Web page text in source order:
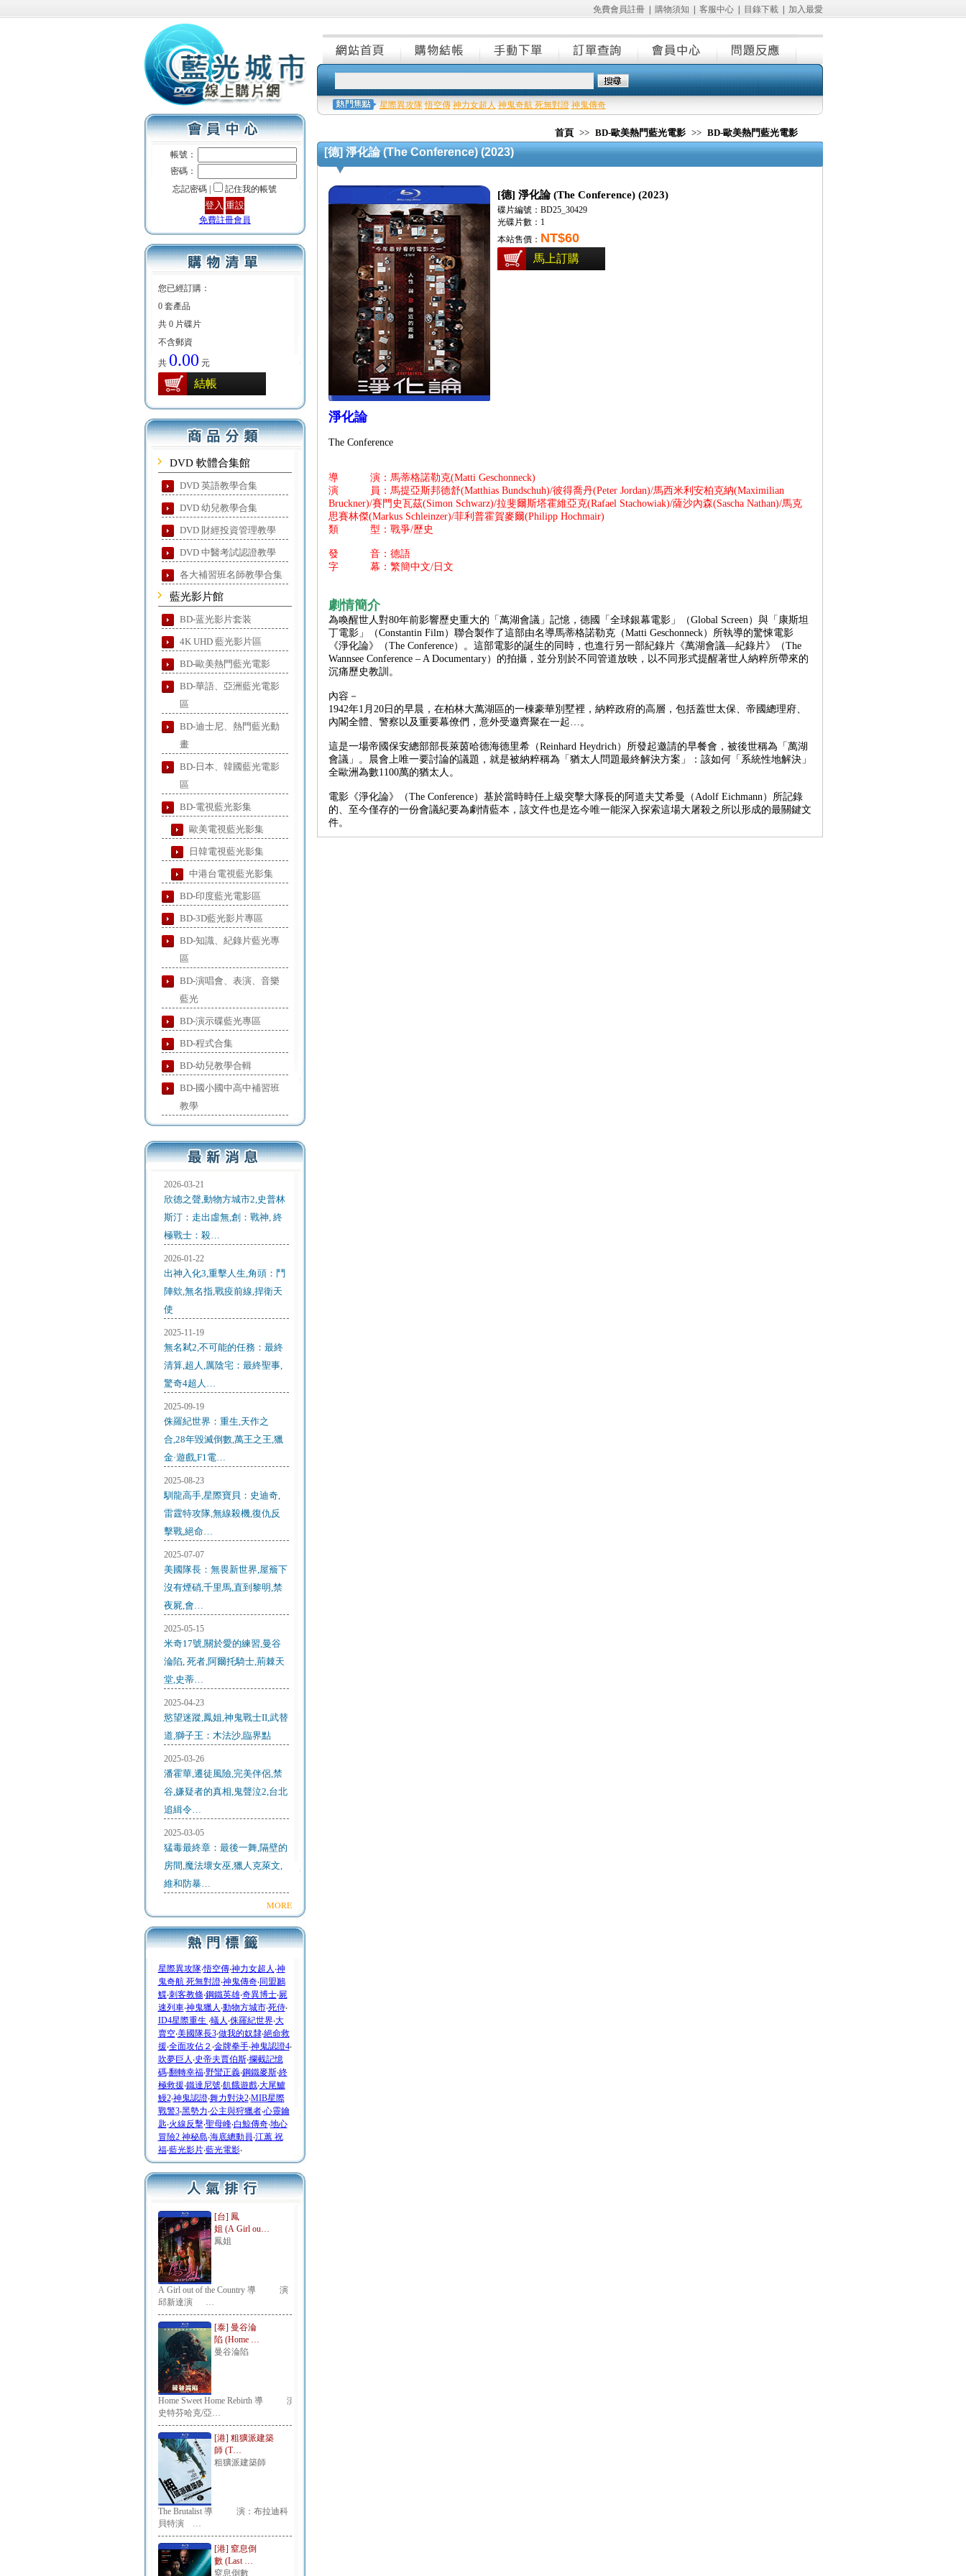
免費會員註冊| 購物須知 客服中心| 目錄下載| 加入最愛
帳號：
密碼：
忘記密碼 |
記住我的帳號
免費註冊會員
您已經訂購：
0 套產品
共 0 片碟片
不含郵資
共 0.00 元
結帳
DVD 軟體合集館
DVD 英語教學合集
DVD 幼兒教學合集
DVD 財經投資管理教學
DVD 中醫考試認證教學
各大補習班名師教學合集
藍光影片館
BD-蓝光影片套装
4K UHD 藍光影片區
BD-歐美熱門藍光電影
BD-華語、亞洲藍光電影
區
BD-迪士尼、熱門藍光動
畫
BD-日本、韓國藍光電影
區
BD-電視藍光影集
歐美電視藍光影集
日韓電視藍光影集
中港台電視藍光影集
BD-印度藍光電影區
BD-3D藍光影片專區
BD-知識、紀錄片藍光專
區
BD-演唱會、表演、音樂
藍光
BD-演示碟藍光專區
BD-程式合集
BD-幼兒教學合輯
BD-國小國中高中補習班
教學
2026-03-21
欣德之聲,動物方城市2,史普林
斯汀：走出虛無,創：戰神, 終
極戰士：殺…
2026-01-22
出神入化3,重擊人生,角頭：鬥
陣欸,無名指,戰疫前線,捍衛天
使
2025-11-19
無名弒2,不可能的任務：最終
清算,超人,厲陰宅：最終聖事,
驚奇4超人…
2025-09-19
侏羅紀世界：重生,天作之
合,28年毀滅倒數,萬王之王,獵
金·遊戲,F1電…
2025-08-23
馴龍高手,星際寶貝：史迪奇,
雷霆特攻隊,無線殺機,復仇反
擊戰,絕命…
2025-07-07
美國隊長：無畏新世界,屋簷下
沒有煙硝,千里馬,直到黎明,禁
夜屍,會…
2025-05-15
米奇17號,關於愛的練習,曼谷
淪陷, 死者,阿爾托騎士,荊棘天
堂,史蒂…
2025-04-23
慾望迷蹤,鳳姐,神鬼戰士II,武替
道,獅子王：木法沙,臨界點
2025-03-26
潘霍華,遷徒風險,完美伴侶,禁
谷,嫌疑者的真相,鬼聲泣2,台北
追緝令…
2025-03-05
猛毒最終章：最後一舞,隔壁的
房間,魔法壞女巫,獵人克萊文,
維和防暴…
MORE
星際異攻隊‧悟空傳‧神力女超人 ‧神
鬼奇航 死無對證‧神鬼傳奇‧同盟鶼
鰈‧刺客教條‧鋼鐵英雄‧奇異博士‧屍
速列車‧神鬼獵人 ‧動物方城市‧死侍‧
ID4星際重生 ‧蟻人 ‧侏羅紀世界‧大
賣空‧美國隊長3‧做我的奴隸‧絕命救
援‧全面攻佔２ ‧金牌拳手‧神鬼認證4‧
吹夢巨人 ‧史帝夫賈伯斯‧攔截記憶
碼‧翻轉幸福‧野蠻正義‧鋼鐵麥斯‧終
極救援‧鐵達尼號‧飢餓遊戲‧大尾鱸
鰻2‧神鬼認證‧舞力對決2‧MIB星際
戰警3‧黑勢力‧公主與狩獵者‧心靈鑰
匙‧火線反擊‧聖母峰‧白鯨傳奇‧地心
冒險2 神秘島‧海底總動員‧江蕙 祝
福‧藍光影片‧藍光電影‧
[台] 鳳
姐 (A Girl ou…
鳳姐
A Girl out of the Country 導 演：
邱新達演 …
[泰] 曼谷淪
陷 (Home …
曼谷淪陷
Home Sweet Home Rebirth 導 演：
史特芬哈克/亞…
[港] 粗獷派建築
師 (T…
粗獷派建築師
The Brutalist 導 演：布拉迪科
貝特演 …
[港] 窒息倒
數 (Last …
窒息倒數
星際異攻隊 悟空傳 神力女超人 神鬼奇航 死無對證 神鬼傳奇
首頁 >> BD-歐美熱門藍光電影 >> BD-歐美熱門藍光電影
[德] 淨化論 (The Conference) (2023)
[德] 淨化論 (The Conference) (2023)
碟片編號：BD25_30429
光碟片數：1
本站售價： NT$60
馬上訂購
淨化論
The Conference
導 演：馬蒂格諾勒克(Matti Geschonneck)
演 員：馬提亞斯邦德舒(Matthias Bundschuh)/彼得喬丹(Peter Jordan)/馬西米利安柏克納(Maximilian
Bruckner)/賽門史瓦茲(Simon Schwarz)/拉斐爾斯塔霍維亞克(Rafael Stachowiak)/薩沙內森(Sascha Nathan)/馬克
思賽林傑(Markus Schleinzer)/菲利普霍賀麥爾(Philipp Hochmair)
類 型：戰爭/歷史
發 音：德語
字 幕：繁簡中文/日文
劇情簡介
為喚醒世人對80年前影響歷史重大的「萬湖會議」記憶，德國「全球銀幕電影」（Global Screen）與「康斯坦
丁電影」（Constantin Film）聯合製作了這部由名導馬蒂格諾勒克（Matti Geschonneck）所執導的驚悚電影
《淨化論》（The Conference）。這部電影的誕生的同時，也進行另一部紀錄片《萬湖會議—紀錄片》（The
Wannsee Conference – A Documentary）的拍攝，並分別於不同管道放映，以不同形式提醒著世人納粹所帶來的
沉痛歷史教訓。
內容－
1942年1月20日的早晨，在柏林大萬湖區的一棟豪華別墅裡，納粹政府的高層，包括蓋世太保、帝國總理府、
內閣全體、警察以及重要幕僚們，意外受邀齊聚在一起…。
這是一場帝國保安總部部長萊茵哈德海德里希（Reinhard Heydrich）所發起邀請的早餐會，被後世稱為「萬湖
會議」。晨會上唯一要討論的議題，就是被納粹稱為「猶太人問題最終解決方案」：該如何「系統性地解決」
全歐洲為數1100萬的猶太人。
電影《淨化論》（The Conference）基於當時時任上級突擊大隊長的阿道夫艾希曼（Adolf Eichmann）所記錄
的、至今僅存的一份會議紀要為劇情藍本，該文件也是迄今唯一能深入探索這場大屠殺之所以形成的最關鍵文
件。